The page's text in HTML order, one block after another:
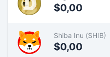
$0,00
Shiba Inu (SHIB)
$0,00